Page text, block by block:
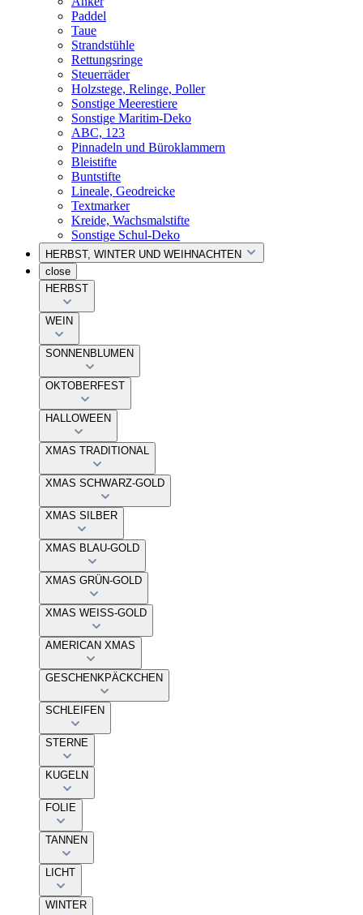
Paddel
Taue
Strandstühle
Rettungsringe
Steuerräder
Holzstege, Relinge, Poller
Sonstige Meerestiere
Sonstige Maritim-Deko
ABC, 123
Pinnadeln und Büroklammern
Bleistifte
Buntstifte
Lineale, Geodreicke
Textmarker
Kreide, Wachsmalstifte
Sonstige Schul-Deko
HERBST, WINTER UND WEIHNACHTEN
close
HERBST
WEIN
SONNENBLUMEN
OKTOBERFEST
HALLOWEEN
XMAS TRADITIONAL
XMAS SCHWARZ-GOLD
XMAS SILBER
XMAS BLAU-GOLD
XMAS GRÜN-GOLD
XMAS WEISS-GOLD
AMERICAN XMAS
GESCHENKPÄCKCHEN
SCHLEIFEN
STERNE
KUGELN
FOLIE
TANNEN
LICHT
WINTER